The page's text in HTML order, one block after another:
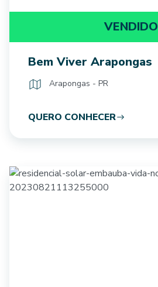
VENDIDO
Bem Viver Arapongas
Arapongas - PR
QUERO CONHECER